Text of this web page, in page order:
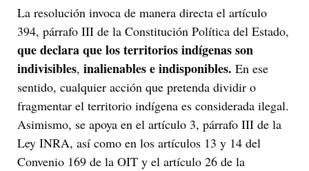
La resolución invoca de manera directa el artículo
394, párrafo III de la Constitución Política del Estado,
que declara que los territorios indígenas son
indivisibles, inalienables e indisponibles. En ese
sentido, cualquier acción que pretenda dividir o
fragmentar el territorio indígena es considerada ilegal.
Asimismo, se apoya en el artículo 3, párrafo III de la
Ley INRA, así como en los artículos 13 y 14 del
Convenio 169 de la OIT y el artículo 26 de la